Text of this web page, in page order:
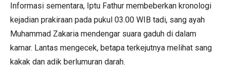
Informasi sementara, Iptu Fathur membeberkan kronologi
kejadian prakiraan pada pukul 03.00 WIB tadi, sang ayah
Muhammad Zakaria mendengar suara gaduh di dalam
kamar. Lantas mengecek, betapa terkejutnya melihat sang
kakak dan adik berlumuran darah.